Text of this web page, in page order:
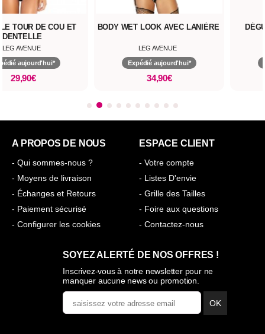
TOUR DE COU ET
DENTELLE
LEG AVENUE
aujourd'hui*
29,90€
BODY WET LOOK AVEC LANIÈRE
LEG AVENUE
Expédié aujourd'hui*
34,90€
A PROPOS DE NOUS
- Qui sommes-nous ?
- Moyens de livraison
- Échanges et Retours
- Paiement sécurisé
- Configurer les cookies
ESPACE CLIENT
- Votre compte
- Listes D'envie
- Grille des Tailles
- Foire aux questions
- Contactez-nous
SOYEZ ALERTÉ DE NOS OFFRES !
Inscrivez-vous à notre newsletter pour ne
manquer aucune news ou promotion.
OK